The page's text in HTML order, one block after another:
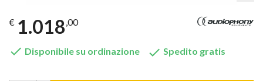
€ 1.018,00
 Disponibile su ordinazione  Spedito gratis